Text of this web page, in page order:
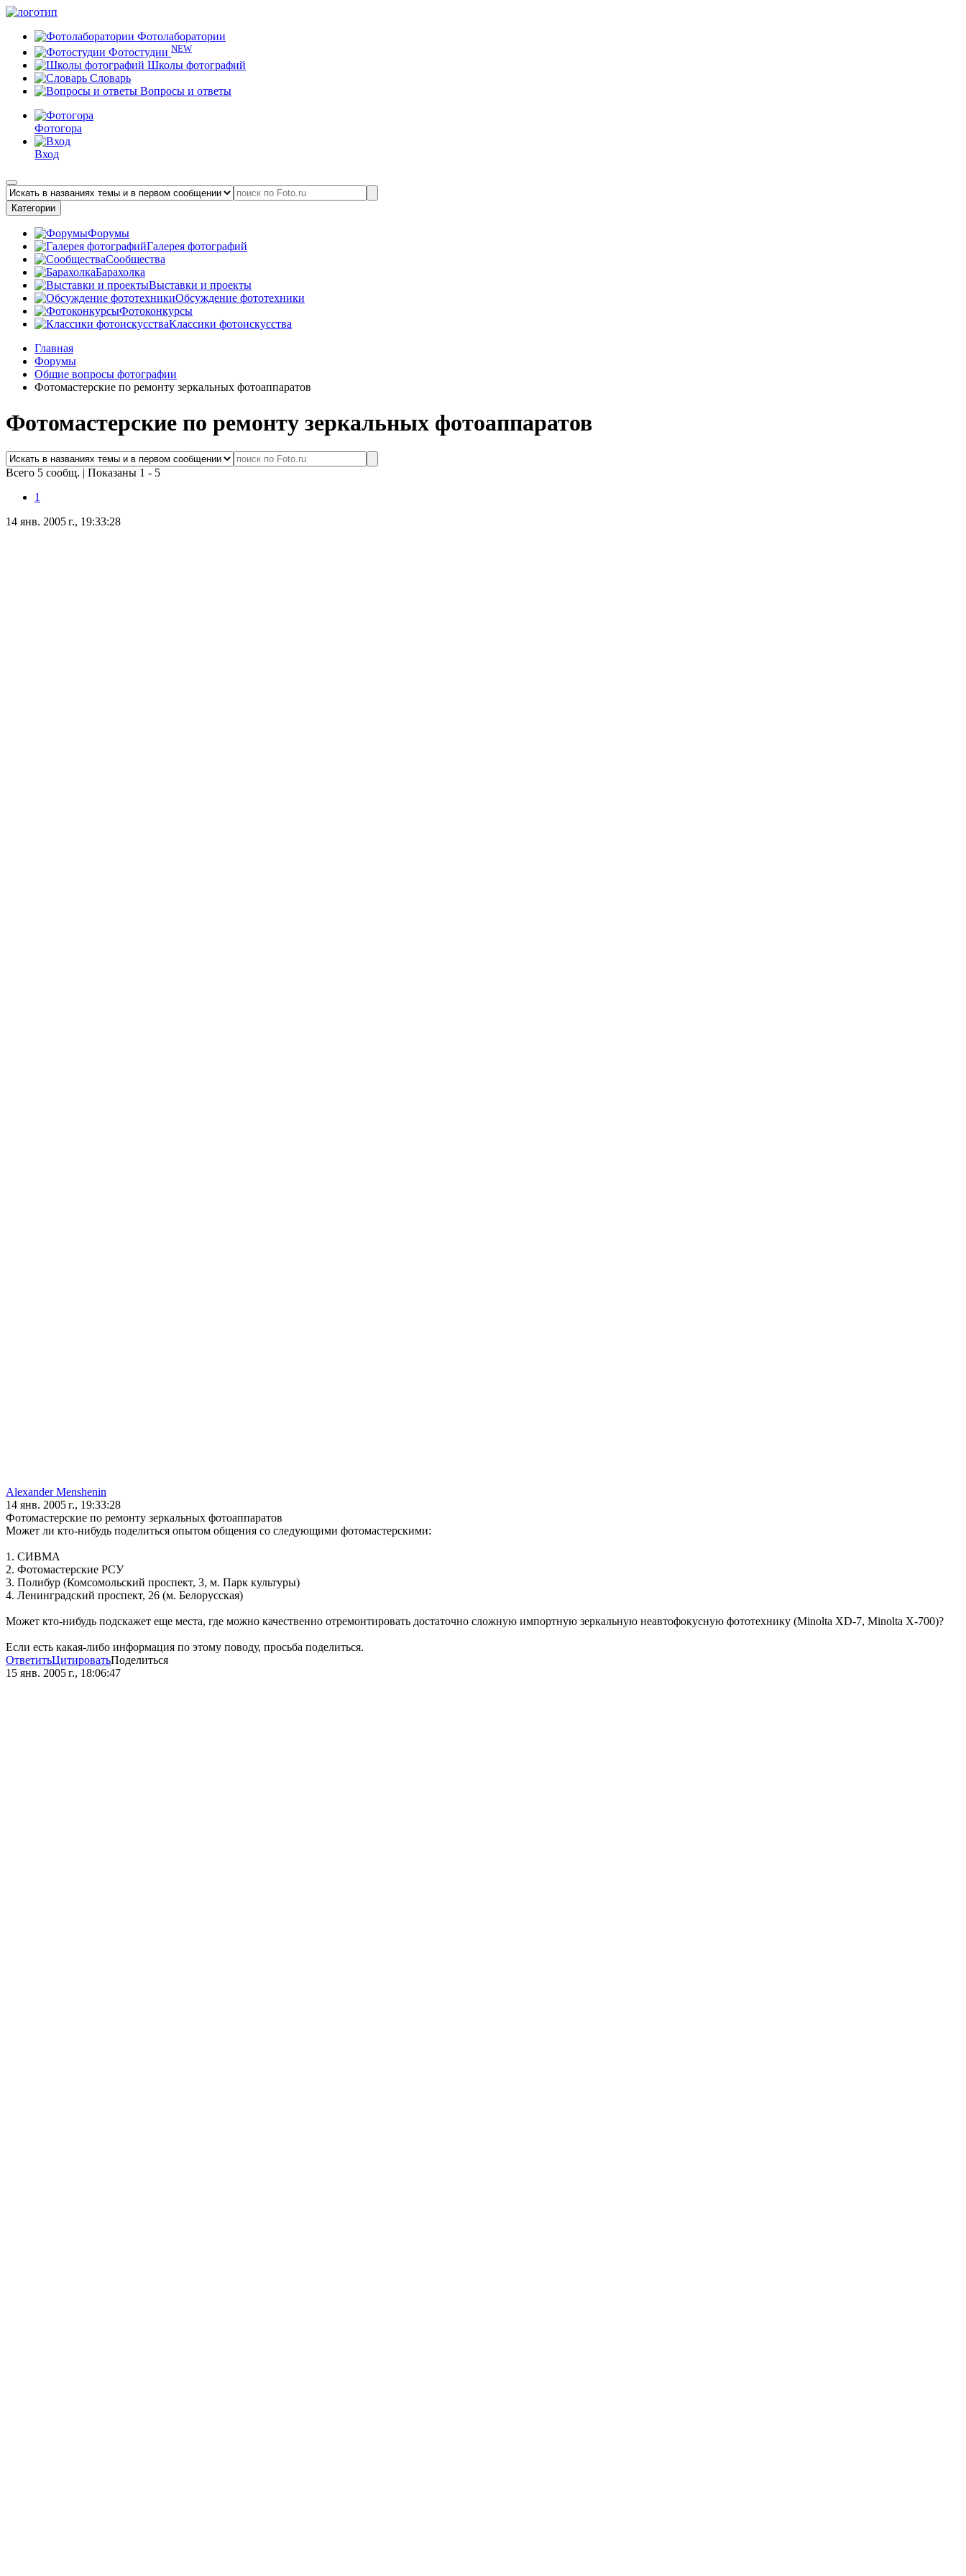
Фотолаборатории
Фотостудии NEW
Школы фотографий
Словарь
Вопросы и ответы
Фотогора
Вход
Категории
Форумы
Галерея фотографий
Сообщества
Барахолка
Выставки и проекты
Обсуждение фототехники
Фотоконкурсы
Классики фотоискусства
Главная
Форумы
Общие вопросы фотографии
Фотомастерские по ремонту зеркальных фотоаппаратов
Фотомастерские по ремонту зеркальных фотоаппаратов
Всего 5 сообщ. | Показаны 1 - 5
1
14 янв. 2005 г., 19:33:28
Alexander Menshenin
14 янв. 2005 г., 19:33:28
Фотомастерские по ремонту зеркальных фотоаппаратов
Может ли кто-нибудь поделиться опытом общения со следующими фотомастерскими:
1. СИВМА
2. Фотомастерские РСУ
3. Полибур (Комсомольский проспект, 3, м. Парк культуры)
4. Ленинградский проспект, 26 (м. Белорусская)
Может кто-нибудь подскажет еще места, где можно качественно отремонтировать достаточно сложную импортную зеркальную неавтофокусную фототехнику (Minolta XD-7, Minolta X-700)?
Если есть какая-либо информация по этому поводу, просьба поделиться.
ОтветитьЦитироватьПоделиться
15 янв. 2005 г., 18:06:47